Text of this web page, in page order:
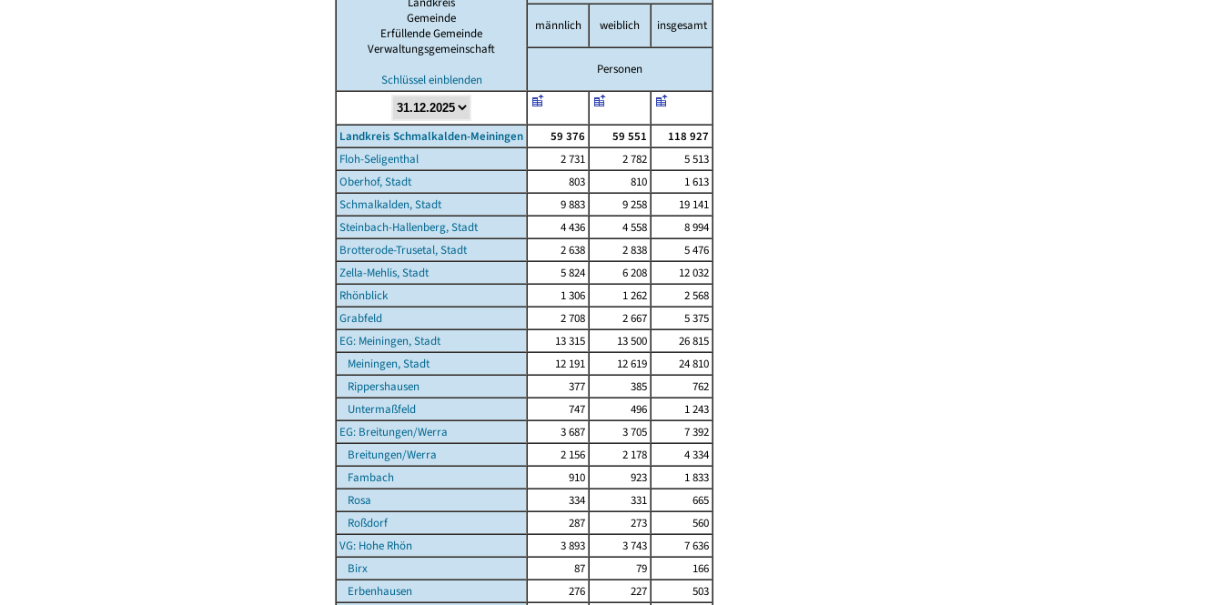
Gemeinde
Erfüllende Gemeinde
Verwaltungsgemeinschaft
Schlüssel einblenden
männlich weiblich insgesamt
Personen
Landkreis Schmalkalden-Meiningen 59 376 59 551
118 927
Floh-Seligenthal
2 731 2 782
5 513
Oberhof, Stadt
803 810
1 613
Schmalkalden, Stadt
9 883 9 258
19 141
Steinbach-Hallenberg, Stadt
4 436 4 558
8 994
Brotterode-Trusetal, Stadt
2 638 2 838
5 476
Zella-Mehlis, Stadt
5 824 6 208
12 032
Rhönblick
1 306 1 262
2 568
Grabfeld
2 708 2 667
5 375
EG: Meiningen, Stadt
13 315 13 500
26 815
Meiningen, Stadt
12 191 12 619
24 810
Rippershausen
377 385
762
Untermaßfeld
747 496
1 243
EG: Breitungen/Werra
3 687 3 705
7 392
Breitungen/Werra
2 156 2 178
4 334
Fambach
910 923
1 833
Rosa
334 331
665
Roßdorf
287 273
560
VG: Hohe Rhön
3 893 3 743
7 636
Birx
87 79
166
Erbenhausen
276 227
503